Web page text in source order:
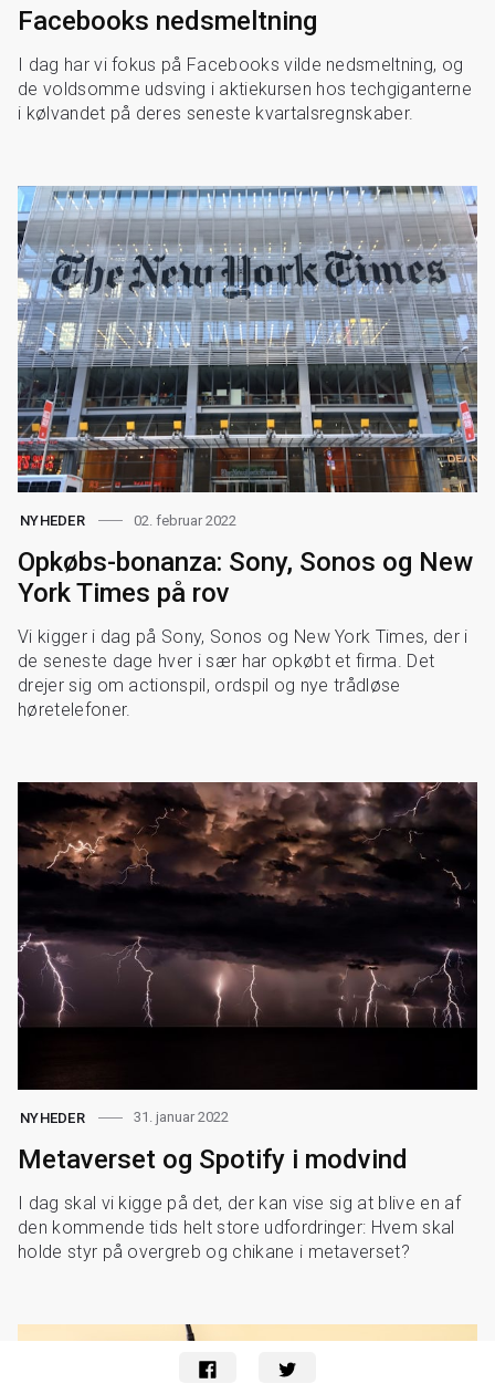
Facebooks nedsmeltning
I dag har vi fokus på Facebooks vilde nedsmeltning, og
de voldsomme udsving i aktiekursen hos techgiganterne
i kølvandet på deres seneste kvartalsregnskaber.
NYHEDER 02. februar 2022
Opkøbs-bonanza: Sony, Sonos og New
York Times på rov
Vi kigger i dag på Sony, Sonos og New York Times, der i
de seneste dage hver i sær har opkøbt et firma. Det
drejer sig om actionspil, ordspil og nye trådløse
høretelefoner.
NYHEDER 31. januar 2022
Metaverset og Spotify i modvind
I dag skal vi kigge på det, der kan vise sig at blive en af
den kommende tids helt store udfordringer: Hvem skal
holde styr på overgreb og chikane i metaverset?